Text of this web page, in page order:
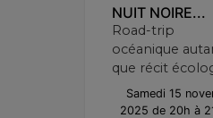
NUIT NOIRE...
Road-trip
océanique
que récit
Samedi 15
2025 de 20h à